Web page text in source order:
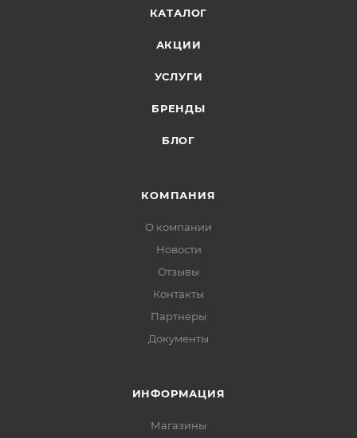
КАТАЛОГ
АКЦИИ
УСЛУГИ
БРЕНДЫ
БЛОГ
КОМПАНИЯ
О компании
Новости
Отзывы
Контакты
Партнеры
Документы
ИНФОРМАЦИЯ
Магазины